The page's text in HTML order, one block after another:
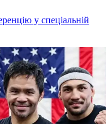
у спеціальній